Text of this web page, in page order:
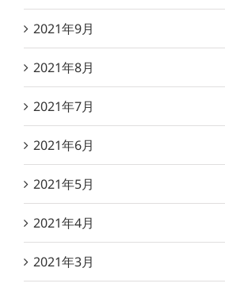
2021年9月
2021年8月
2021年7月
2021年6月
2021年5月
2021年4月
2021年3月